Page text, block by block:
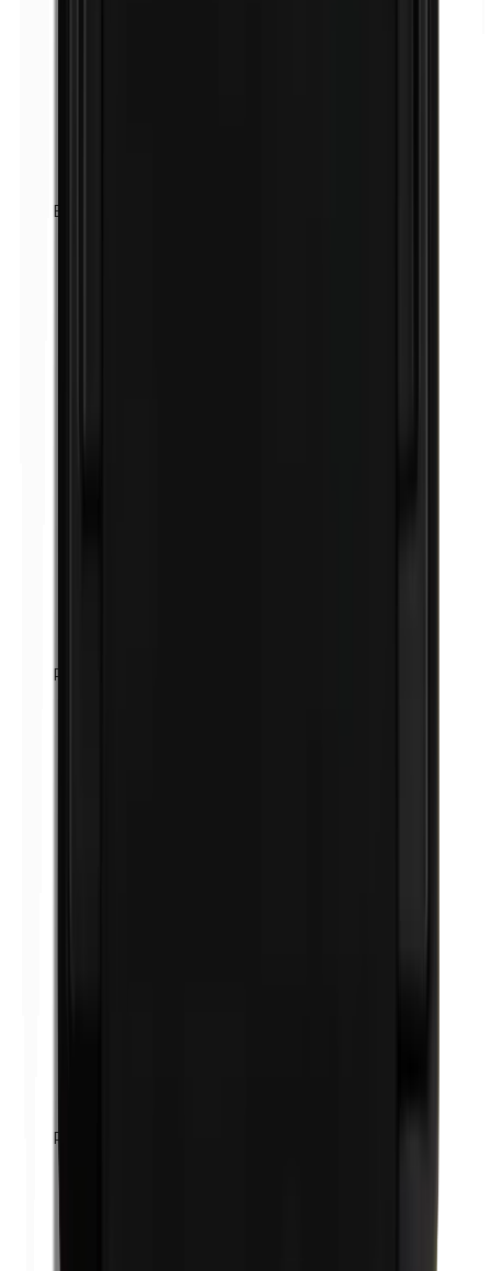
Baume du Pérou
Petrolatum
Propylène glycol